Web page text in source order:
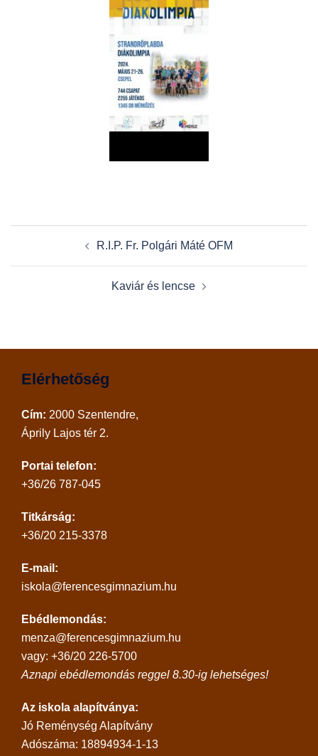
navigation
R.I.P. Fr. Polgári Máté OFM
Kaviár és lencse
Elérhetőség
Cím: 2000 Szentendre,
Áprily Lajos tér 2.
Portai telefon:
+36/26 787-045
Titkárság:
+36/20 215-3378
E-mail:
iskola@ferencesgimnazium.hu
Ebédlemondás:
menza@ferencesgimnazium.hu
vagy: +36/20 226-5700
Aznapi ebédlemondás reggel 8.30-ig lehetséges!
Az iskola alapítványa:
Jó Reménység Alapítvány
Adószáma: 18894934-1-13